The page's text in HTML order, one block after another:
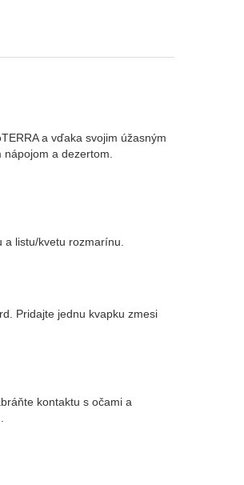
a vďaka svojim úžasným
a dezertom.
listu/kvetu rozmarínu.
Pridajte jednu kvapku zmesi
kontaktu s očami a